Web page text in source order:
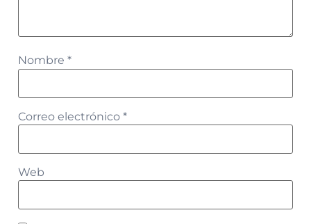
Nombre *
Correo electrónico *
Web